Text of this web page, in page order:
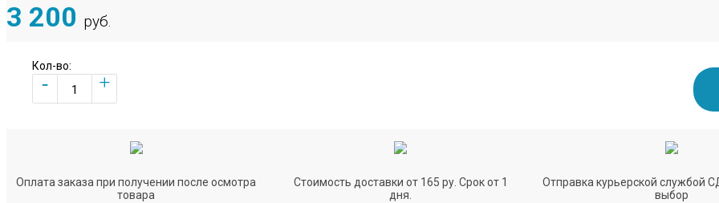
3 200 руб.
Кол-во:
- +
Оплата заказа при получении после осмотра
товара
Стоимость доставки от 165 ру. Срок от 1
дня.
Отправка курьерской службой
выбор